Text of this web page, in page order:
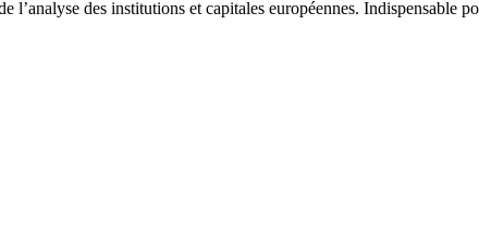
l’analyse des institutions et capitales européennes. Indispensable